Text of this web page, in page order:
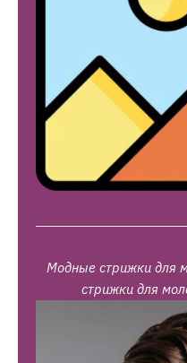
Модные стрижки для
стрижки для